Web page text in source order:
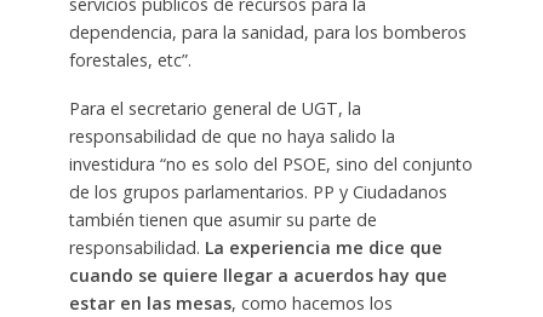
dependencia, para la sanidad, para los bomberos
forestales, etc”.
Para el secretario general de UGT, la
responsabilidad de que no haya salido la
investidura “no es solo del PSOE, sino del conjunto
de los grupos parlamentarios. PP y Ciudadanos
también tienen que asumir su parte de
responsabilidad. La experiencia me dice que
cuando se quiere llegar a acuerdos hay que
estar en las mesas, como hacemos los